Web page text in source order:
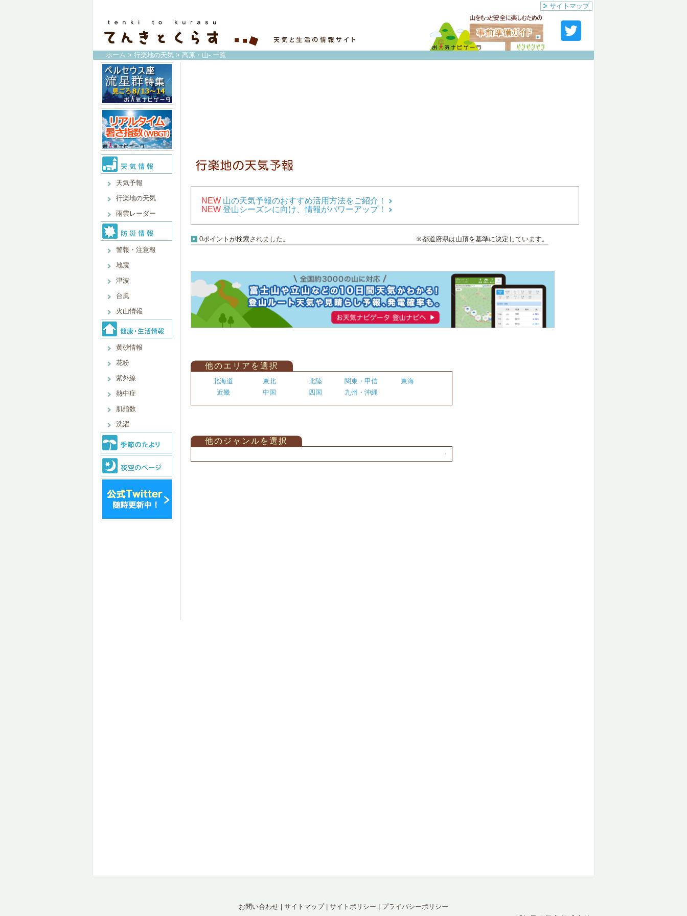
サイトマップ
ホーム > 行楽地の天気 > 高原・山- 一覧
天気予報
行楽地の天気
雨雲レーダー
警報・注意報
地震
津波
台風
火山情報
黄砂情報
花粉
紫外線
熱中症
肌指数
洗濯
NEW 山の天気予報のおすすめ活用方法をご紹介！
NEW 登山シーズンに向け、情報がパワーアップ！
0ポイントが検索されました。 ※都道府県は山頂を基準に決定しています。
他のエリアを選択
北海道 東北 北陸 関東・甲信
東海
近畿
中国 四国 九州・沖縄
他のジャンルを選択
お問い合わせ サイトマップ| サイトポリシー
プライバシーポリシー